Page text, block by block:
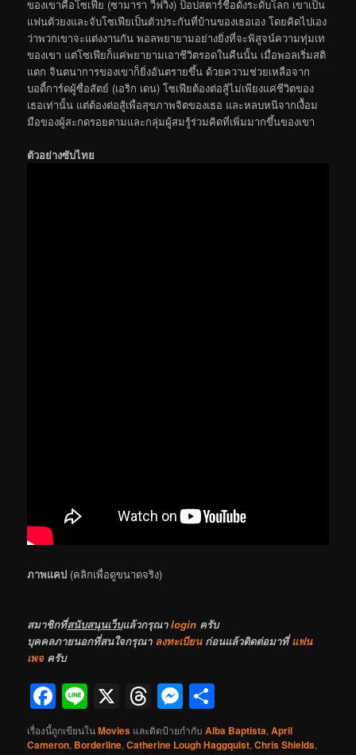
ของเขาคือโซเฟีย (ซามารา วีฟวิ่ง) ป็อปสตาร์ชื่อดังระดับโลก เขาเป็น
แฟนตัวยงและจับโซเฟียเป็นตัวประกันที่บ้านของเธอเอง โดยคิดไปเอง
ว่าพวกเขาจะแต่งงานกัน พอลพยายามอย่างยิ่งที่จะพิสูจน์ความทุ่มเท
ของเขา แต่โซเฟียก็แค่พยายามเอาชีวิตรอดในคืนนั้น เมื่อพอลเริ่มสติ
แตก จินตนาการของเขาก็ยิ่งอันตรายขึ้น ด้วยความช่วยเหลือจาก
บอดี้การ์ดผู้ซื่อสัตย์ (เอริก เดน) โซเฟียต้องต่อสู้ไม่เพียงแค่ชีวิตของ
เธอเท่านั้น แต่ต้องต่อสู้เพื่อสุขภาพจิตของเธอ และหลบหนีจากเงื้อม
มือของผู้สะกดรอยตามและกลุ่มผู้สมรู้ร่วมคิดที่เพิ่มมากขึ้นของเขา
ตัวอย่างซับไทย
ภาพแคป (คลิกเพื่อดูขนาดจริง)
สมาชิกที่สนับสนุนเว็บแล้วกรุณาlogin ครับ
บุคคลภายนอกที่สนใจกรุณา ลงทะเบียนก่อนแล้วติดต่อมาที่แฟน
เพจครับ
Facebook
Line
X Threads
Messenger
เรื่องนี้ถูกเขียนในMovies และติดป้ายกำกับAlba Baptista,April
Cameron, Borderline,Catherine Lough Haggquist,Chris Shields,